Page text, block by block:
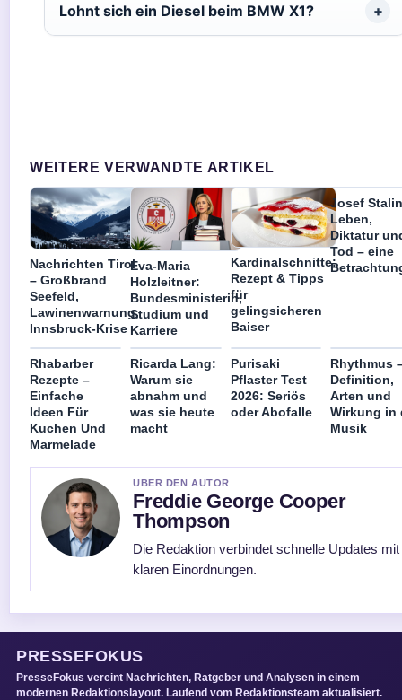
Lohnt sich ein Diesel beim BMW X1?
WEITERE VERWANDTE ARTIKEL
Nachrichten Tirol
– Großbrand
Seefeld,
Lawinenwarnung,
Innsbruck-Krise
Eva-Maria
Holzleitner:
Bundesministerin,
Studium und
Karriere
Kardinalschnitte:
Rezept & Tipps
für
gelingsicheren
Baiser
Josef
Leben,
Diktatur
Tod – eine
Rhabarber
Rezepte –
Einfache
Ideen Für
Kuchen Und
Marmelade
Ricarda Lang:
Warum sie
abnahm und
was sie heute
macht
Purisaki
Pflaster Test
2026: Seriös
oder Abofalle
Rhythmus
Definition,
Arten und
Wirkung in
Musik
UBER DEN AUTOR
Freddie George Cooper
Thompson
Die Redaktion verbindet schnelle Updates mit
klaren Einordnungen.
PRESSEFOKUS
PresseFokus vereint Nachrichten, Ratgeber und Analysen in einem
modernen Redaktionslayout. Laufend vom Redaktionsteam aktualisiert.